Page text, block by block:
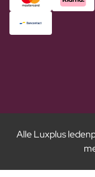
Alle Luxplus